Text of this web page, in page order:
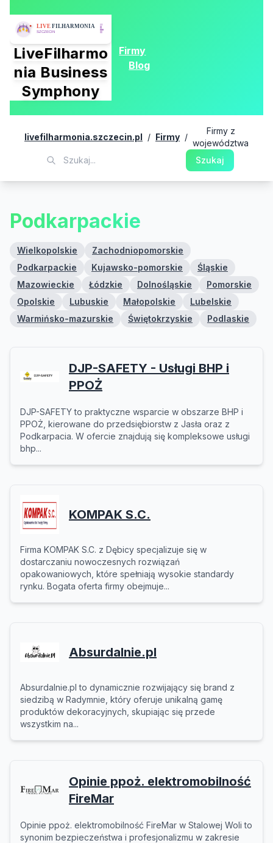
LiveFilharmo
nia Business
Symphony
Firmy
Blog
livefilharmonia.szczecin.pl / Firmy /
Firmy z
województwa
Szukaj
Podkarpackie
Wielkopolskie
Zachodniopomorskie
Podkarpackie
Kujawsko-pomorskie
Śląskie
Mazowieckie
Łódzkie Dolnośląskie
Pomorskie
Opolskie
Lubuskie Małopolskie
Lubelskie
Warmińsko-mazurskie
Świętokrzyskie Podlaskie
DJP-SAFETY - Usługi BHP i
PPOŻ
DJP-SAFETY to praktyczne wsparcie w obszarze BHP i
PPOŻ, kierowane do przedsiębiorstw z Jasła oraz z
Podkarpacia. W ofercie znajdują się kompleksowe usługi
bhp...
KOMPAK S.C.
Firma KOMPAK S.C. z Dębicy specjalizuje się w
dostarczaniu nowoczesnych rozwiązań
opakowaniowych, które spełniają wysokie standardy
rynku. Bogata oferta firmy obejmuje...
Absurdalnie.pl
Absurdalnie.pl to dynamicznie rozwijający się brand z
siedzibą w Radymnie, który oferuje unikalną gamę
produktów dekoracyjnych, skupiając się przede
wszystkim na...
Opinie ppoż. elektromobilność
FireMar
Opinie ppoż. elektromobilność FireMar w Stalowej Woli to
synonim bezpieczeństwa i profesjonalizmu w zakresie